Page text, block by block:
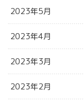
2023年5月
2023年4月
2023年3月
2023年2月